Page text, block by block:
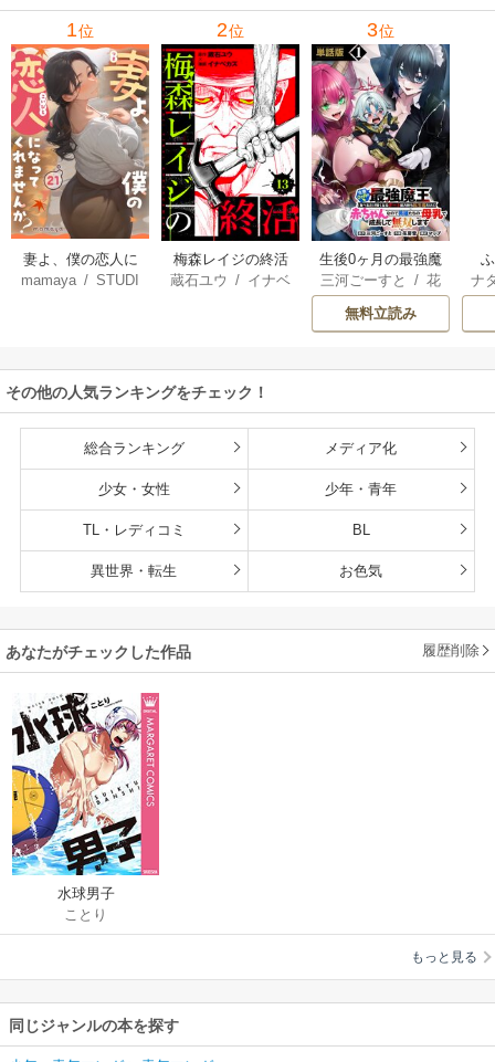
1位
妻よ、僕の恋人に
なってくれません
mamaya /STUDI
2位
梅森レイジの終活
蔵石ユウ / イナベ
3位
生後0ヶ月の最強魔
王 食べるだけ強
くなるチート能力
持ち転生者だけど
雄たちの母乳で成
三河ごーすと /花
房雪/マップ
無料立読み
ナ
核
その他の人気ランキングをチェック！
総合ランキング メディア化
少女・女性 少年・青年
TL・レディコミ BL
異世界・転生 お色気
あなたがチェックした作品 履歴削除
水球男子
ことり
もっと見る
同じジャンルの本を探す